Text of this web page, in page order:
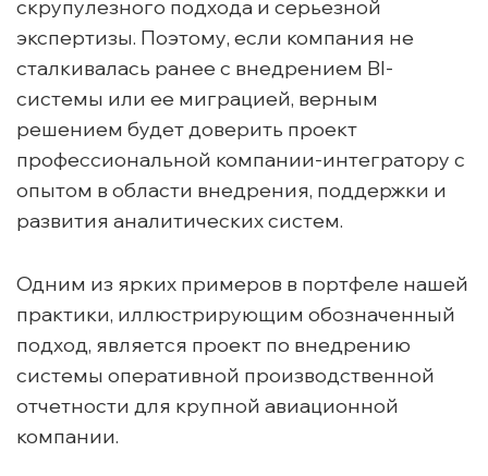
скрупулезного подхода и серьезной
экспертизы. Поэтому, если компания не
сталкивалась ранее с внедрением BI-
системы или ее миграцией, верным
решением будет доверить проект
профессиональной компании-интегратору с
опытом в области внедрения, поддержки и
развития аналитических систем.
Одним из ярких примеров в портфеле нашей
практики, иллюстрирующим обозначенный
подход, является проект по внедрению
системы оперативной производственной
отчетности для крупной авиационной
компании.